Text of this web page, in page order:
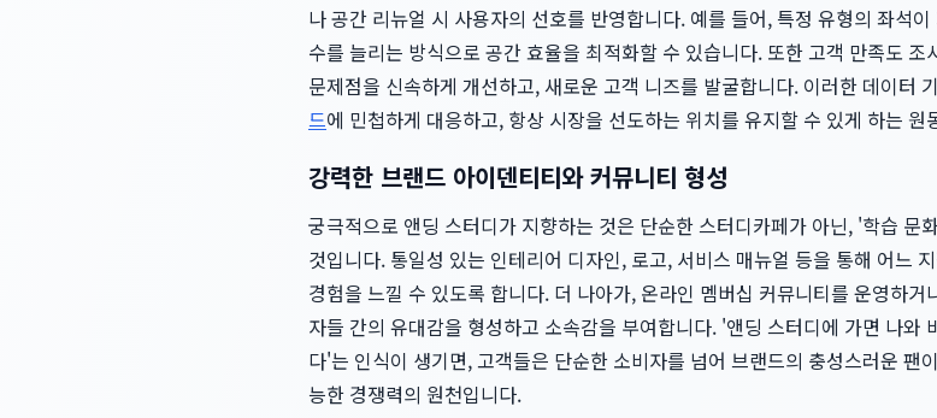
나 공간 리뉴얼 시 사용자의 선호를 반영합니다. 예를 들어, 특정 유형의 좌석
수를 늘리는 방식으로 공간 효율을 최적화할 수 있습니다. 또한 고객 만족도
문제점을 신속하게 개선하고, 새로운 고객 니즈를 발굴합니다. 이러한 데이터
드에 민첩하게 대응하고, 항상 시장을 선도하는 위치를 유지할 수 있게 하는 원
강력한 브랜드 아이덴티티와 커뮤니티 형성
궁극적으로 앤딩 스터디가 지향하는 것은 단순한 스터디카페가 아닌, '학습 문
것입니다. 통일성 있는 인테리어 디자인, 로고, 서비스 매뉴얼 등을 통해 어느
경험을 느낄 수 있도록 합니다. 더 나아가, 온라인 멤버십 커뮤니티를 운영하
자들 간의 유대감을 형성하고 소속감을 부여합니다. '앤딩 스터디에 가면 나와
다'는 인식이 생기면, 고객들은 단순한 소비자를 넘어 브랜드의 충성스러운 팬
능한 경쟁력의 원천입니다.